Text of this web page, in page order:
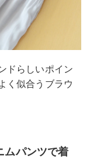
ドらしいポイン
く似合うブラウ
ムパンツで着